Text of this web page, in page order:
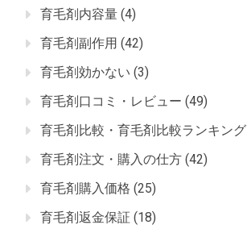
育毛剤内容量 (4)
育毛剤副作用 (42)
育毛剤効かない (3)
育毛剤口コミ・レビュー (49)
育毛剤比較・育毛剤比較ランキング
育毛剤注文・購入の仕方 (42)
育毛剤購入価格 (25)
育毛剤返金保証 (18)